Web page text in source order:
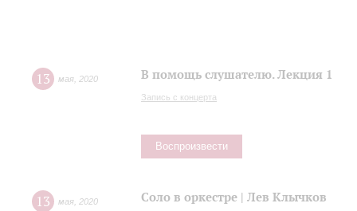
13 мая 2020 В помощь слушателю. Лекция 1
Запись с концерта
Воспроизвести
13 мая 2020 Соло в оркестре | Лев Клычков